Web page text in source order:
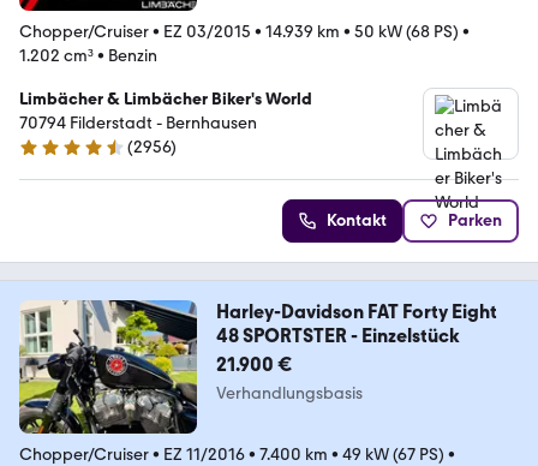
Chopper/Cruiser• EZ 03/2015 • 14.939 km • 50 kW (68 PS) •
1.202 cm³• Benzin
Limbächer & Limbächer Biker's World
70794 Filderstadt - Bernhausen
4.7 Sterne
(2956)
Kontakt Parken
Harley-Davidson FAT Forty Eight
48 SPORTSTER - Einzelstück
21.900 €
Verhandlungsbasis
Chopper/Cruiser• EZ 11/2016• 7.400 km • 49 kW (67 PS) •